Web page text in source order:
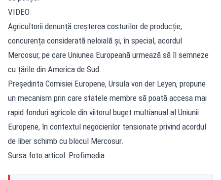
VIDEO
Agricultorii denunță creșterea costurilor de producție,
concurența considerată neloială și, în special, acordul
Mercosur, pe care Uniunea Europeană urmează să îl semneze
cu țările din America de Sud.
Președinta Comisiei Europene, Ursula von der Leyen, propune
un mecanism prin care statele membre să poată accesa mai
rapid fonduri agricole din viitorul buget multianual al Uniunii
Europene, în contextul negocierilor tensionate privind acordul
de liber schimb cu blocul Mercosur.
Sursa foto articol: Profimedia